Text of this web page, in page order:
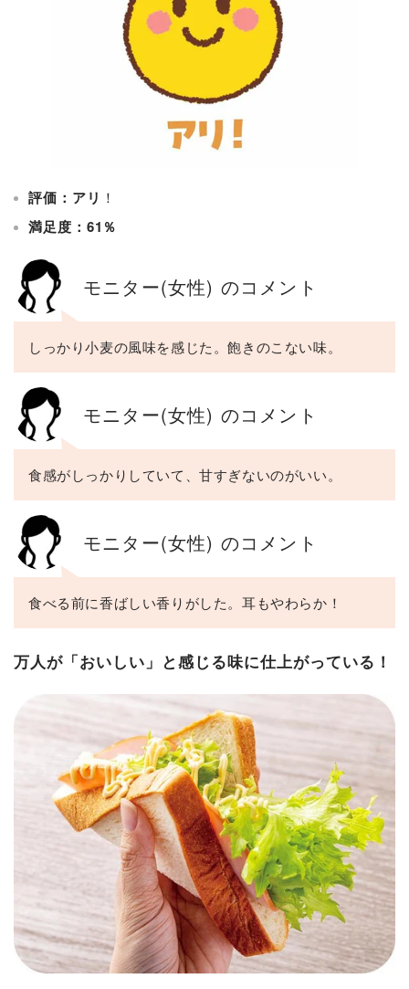
評価：アリ ！
満足度：61％
モニター(女性) のコメント
しっかり小麦の風味を感じた。飽きのこない味。
モニター(女性) のコメント
食感がしっかりしていて、甘すぎないのがいい。
モニター(女性) のコメント
食べる前に香ばしい香りがした。耳もやわらか！
万人が「おいしい」と感じる味に仕上がっている！